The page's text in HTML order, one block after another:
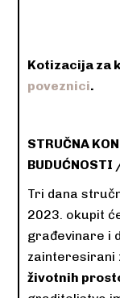
Kotizacija za
poveznici.
STRUČNA
BUDUĆNOSTI
Tri dana
2023. okupit
građevinare i
zainteresirani
životnih